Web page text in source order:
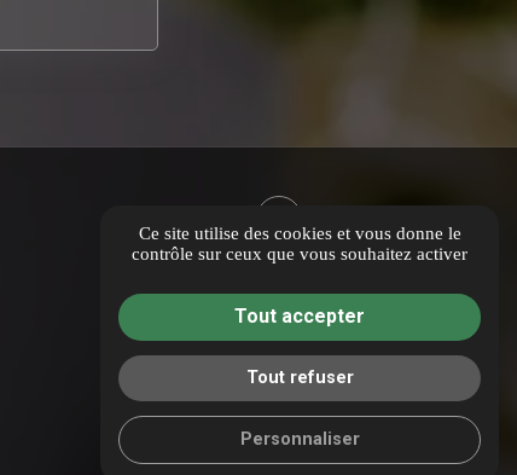
Ce site utilise des cookies et vous donne le
contrôle sur ceux que vous souhaitez activer
Tout accepter
Tout refuser
Personnaliser